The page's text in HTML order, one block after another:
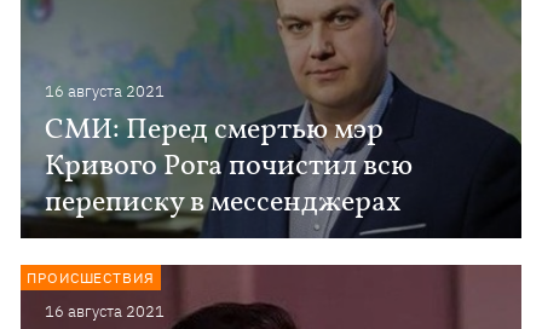
16 августа 2021
СМИ: Перед смертью мэр
Кривого Рога почистил всю
переписку в мессенджерах
16 августа 2021
ПРОИСШЕСТВИЯ